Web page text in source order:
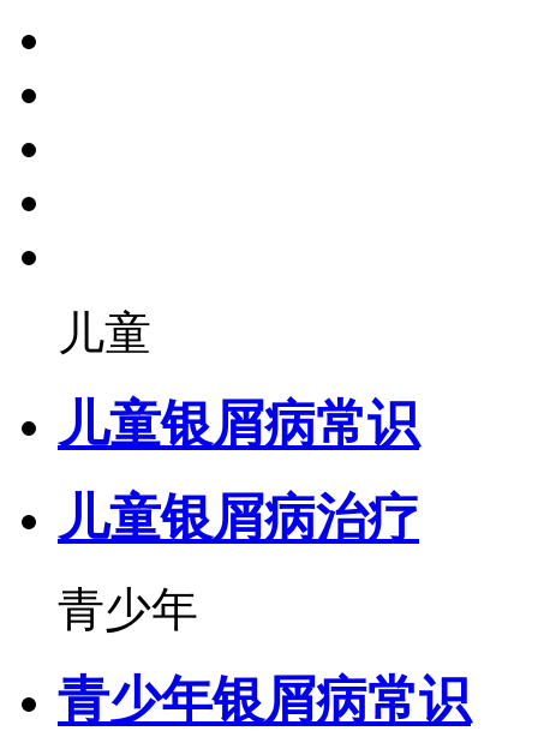
儿童
儿童银屑病常识
儿童银屑病治疗
青少年
青少年银屑病常识